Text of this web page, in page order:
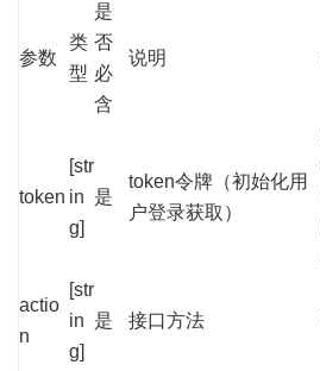
参数
类
型
是
否
必
含
说明
token
[str
in
g]
是
token令牌（初始化用
户登录获取）
actio
n
[str
in
g]
是 接口方法